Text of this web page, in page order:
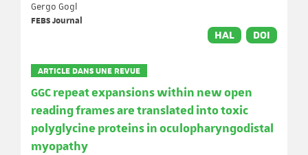
Gergo Gogl
FEBS Journal
HAL DOI
ARTICLE DANS UNE REVUE
GGC repeat expansions within new open
reading frames are translated into toxic
polyglycine proteins in oculopharyngodistal
myopathy